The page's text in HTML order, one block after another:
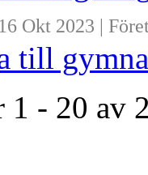
16 Okt 2023 |
till
1 - 20 av